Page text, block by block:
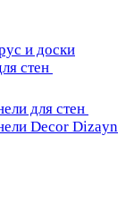
и доски
стен
для стен
Decor Dizayn